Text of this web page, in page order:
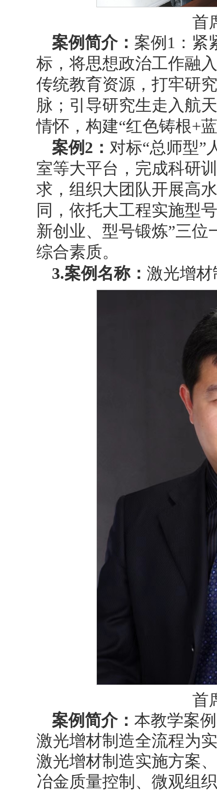
首
案例简介： 案例1：紧
标，将思想政治工作融
传统教育资源，打牢研
脉；引导研究生走入航
情怀，构建“红色铸根+
案例2 ： 对标“总师型”
室等大平台，完成科研
求，组织大团队开展高
同，依托大工程实施型
新创业、型号锻炼”三
综合素质。
3.案例名称： 激光增
首
案例简介： 本教学案
激光增材制造全流程为
激光增材制造实施方案
冶金质量控制、微观组